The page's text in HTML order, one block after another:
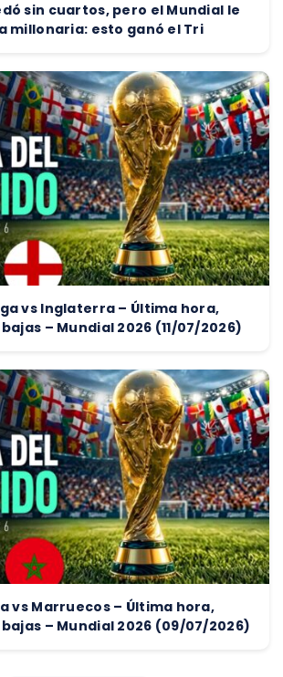
sin cuartos, pero el Mundial le
millonaria: esto ganó el Tri
vs Inglaterra – Última hora,
– Mundial 2026 (11/07/2026)
vs Marruecos – Última hora,
– Mundial 2026 (09/07/2026)